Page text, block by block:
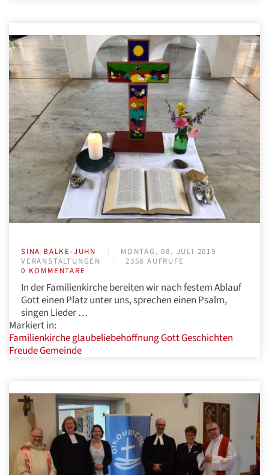
SINA BALKE-JUHN
MONTAG, 08. JULI 2019
VERANSTALTUNGEN
2358 AUFRUFE
0 KOMMENTARE
In der Familienkirche bereiten wir nach festem Ablauf
Gott einen Platz unter uns, sprechen einen Psalm,
singen Lieder …
Markiert in:
FamilienkircheglaubeliebehoffnungGottGeschichten
FreudeGemeinde